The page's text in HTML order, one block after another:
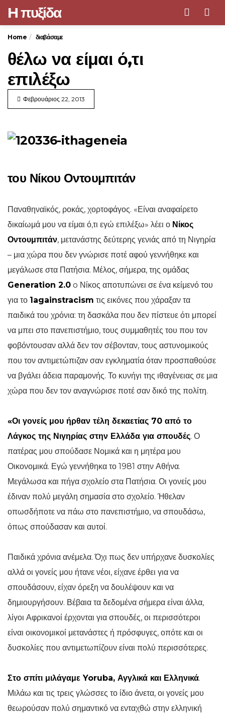
H πυξίδα
Home διαβάσαμε
θέλω να είμαι ό,τι
επιλέξω
Φεβρουάριος 22, 2013
του Νίκου Οντουμπιτάν
Παναθηναϊκός, ροκάς, χορτοφάγος. «Είναι αναφαίρετο
δικαίωμά μου να είμαι ό,τι εγώ επιλέξω» λέει ο Νίκος
Οντουμπιτάν, μετανάστης δεύτερης γενιάς από τη Νιγηρία
– μια χώρα που δεν γνώρισε ποτέ αφού γεννήθηκε και
μεγάλωσε στα Πατήσια. Μέλος, σήμερα, της ομάδας
Generation 2.0 o Νίκος αποτυπώνει σε ένα κείμενό του
για το 1againstracism τις εικόνες που χάραξαν τα
παιδικά του χρόνια: τη δασκάλα που δεν πίστευε ότι μπορεί
να μπει στο πανεπιστήμιο, τους συμμαθητές του που τον
φοβόντουσαν αλλά δεν τον σέβονταν, τους αστυνομικούς
που τον αντιμετώπιζαν σαν εγκληματία όταν προσπαθούσε
να βγάλει άδεια παραμονής. Το κυνήγι της ιθαγένειας σε μια
χώρα που δεν τον αναγνώρισε ποτέ σαν δικό της πολίτη.
«Οι γονείς μου ήρθαν τέλη δεκαετίας 70 από το
Λάγκος της Νιγηρίας στην Ελλάδα για σπουδές. Ο
πατέρας μου σπούδασε Νομικά και η μητέρα μου
Οικονομικά. Εγώ γεννήθηκα το 1981 στην Αθήνα.
Μεγάλωσα και πήγα σχολείο στα Πατήσια. Οι γονείς μου
έδιναν πολύ μεγάλη σημασία στο σχολείο. Ήθελαν
οπωσδήποτε να πάω στο πανεπιστήμιο, να σπουδάσω,
όπως σπούδασαν και αυτοί.
Παιδικά χρόνια ανέμελα. Όχι πως δεν υπήρχανε δυσκολίες
αλλά οι γονείς μου ήτανε νέοι, είχανε έρθει για να
σπουδάσουν, είχαν όρεξη να δουλέψουν και να
δημιουργήσουν. Βέβαια τα δεδομένα σήμερα είναι άλλα,
λίγοι Αφρικανοί έρχονται για σπουδές, οι περισσότεροι
είναι οικονομικοί μετανάστες ή πρόσφυγες, οπότε και οι
δυσκολίες που αντιμετωπίζουν είναι πολύ περισσότερες.
Στο σπίτι μιλάγαμε Yoruba, Αγγλικά και Ελληνικά.
Μιλάω και τις τρεις γλώσσες το ίδιο άνετα, οι γονείς μου
θεωρούσαν πολύ σημαντικό να ενταχθώ στην ελληνική